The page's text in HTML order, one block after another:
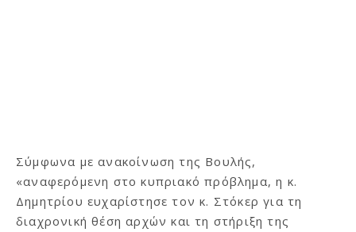
Σύμφωνα με ανακοίνωση της Βουλής,
«αναφερόμενη στο κυπριακό πρόβλημα, η κ.
Δημητρίου ευχαρίστησε τον κ. Στόκερ για τη
διαχρονική θέση αρχών και τη στήριξη της